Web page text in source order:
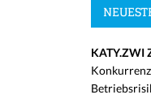
KATY.ZWI